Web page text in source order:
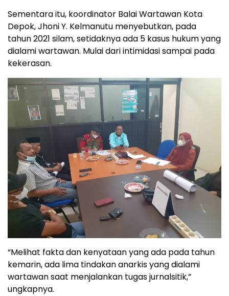
Sementara itu, koordinator Balai Wartawan Kota
Depok, Jhoni Y. Kelmanutu menyebutkan, pada
tahun 2021 silam, setidaknya ada 5 kasus hukum yang
dialami wartawan. Mulai dari intimidasi sampai pada
kekerasan.
“Melihat fakta dan kenyataan yang ada pada tahun
kemarin, ada lima tindakan anarkis yang dialami
wartawan saat menjalankan tugas jurnalsitik,”
ungkapnya.